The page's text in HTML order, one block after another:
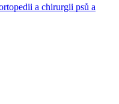
a chirurgii psů a